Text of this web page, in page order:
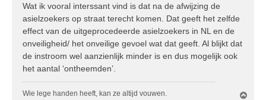
Wat ik vooral interssant vind is dat na de afwijzing de
asielzoekers op straat terecht komen. Dat geeft het zelfde
effect van de uitgeprocedeerde asielzoekers in NL en de
onveiligheid/ het onveilige gevoel wat dat geeft. Al blijkt dat
de instroom wel aanzienlijk minder is en dus mogelijk ook
het aantal ‘ontheemden’.
Wie lege handen heeft, kan ze altijd vouwen.